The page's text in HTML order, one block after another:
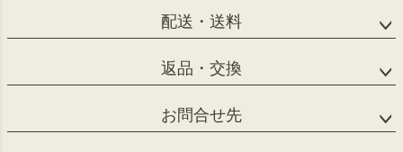
配送・送料
返品・交換
お問合せ先